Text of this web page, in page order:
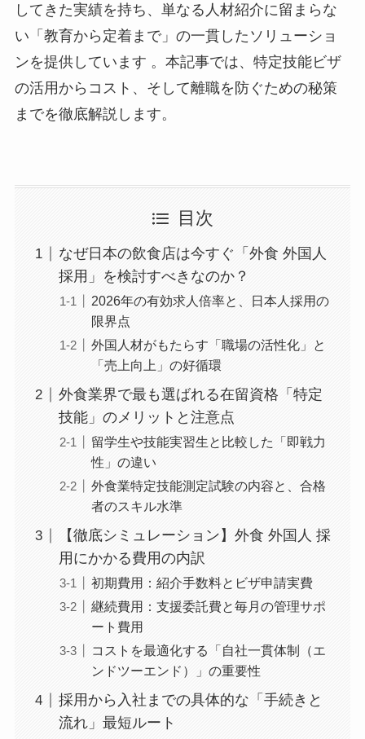
してきた実績を持ち、単なる人材紹介に留まらな
い「教育から定着まで」の一貫したソリューショ
ンを提供しています 。本記事では、特定技能ビザ
の活用からコスト、そして離職を防ぐための秘策
までを徹底解説します。
目次
なぜ日本の飲食店は今すぐ「外食 外国人
採用」を検討すべきなのか？
2026年の有効求人倍率と、日本人採用の
限界点
外国人材がもたらす「職場の活性化」と
「売上向上」の好循環
外食業界で最も選ばれる在留資格「特定
技能」のメリットと注意点
留学生や技能実習生と比較した「即戦力
性」の違い
外食業特定技能測定試験の内容と、合格
者のスキル水準
【徹底シミュレーション】外食 外国人 採
用にかかる費用の内訳
初期費用：紹介手数料とビザ申請実費
継続費用：支援委託費と毎月の管理サポ
ート費用
コストを最適化する「自社一貫体制（エ
ンドツーエンド）」の重要性
採用から入社までの具体的な「手続きと
流れ」最短ルート